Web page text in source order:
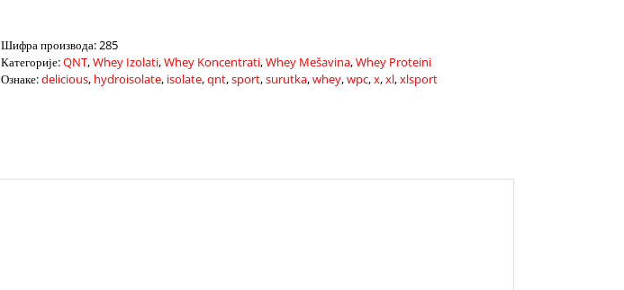
Шифра производа:285
Категорије:QNT,Whey Izolati,Whey Koncentrati,Whey Mešavina,Whey Proteini
Ознаке:delicious, hydroisolate, isolate,qnt,sport,surutka,whey,wpc,x,xl,xlsport